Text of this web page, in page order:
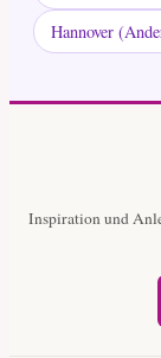
Hannover
Inspiration und